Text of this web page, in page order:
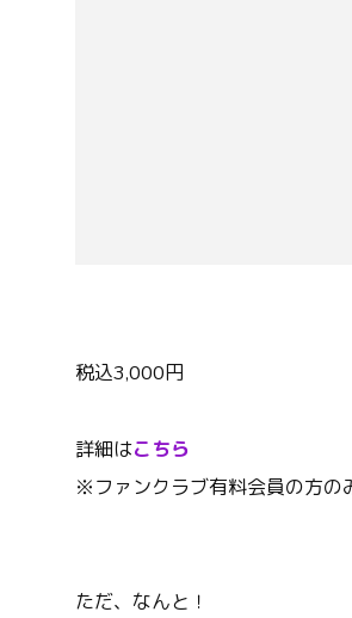
税込3,000円
詳細はこちら
※ファンクラブ有料会員の方の
ただ、なんと！